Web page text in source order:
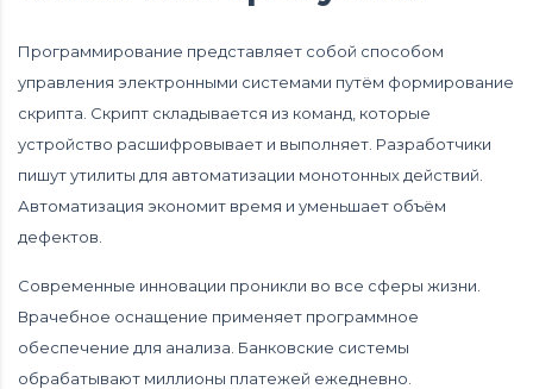
Программирование представляет собой способом
управления электронными системами путём формирование
скрипта. Скрипт складывается из команд, которые
устройство расшифровывает и выполняет. Разработчики
пишут утилиты для автоматизации монотонных действий.
Автоматизация экономит время и уменьшает объём
дефектов.
Современные инновации проникли во все сферы жизни.
Врачебное оснащение применяет программное
обеспечение для анализа. Банковские системы
обрабатывают миллионы платежей ежедневно.